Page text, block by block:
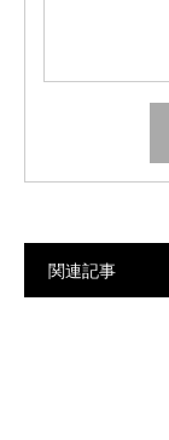
関連記事